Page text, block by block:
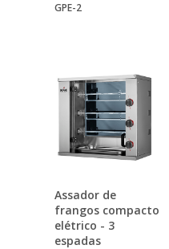
GPE-2
Assador de
frangos compacto
elétrico - 3
espadas